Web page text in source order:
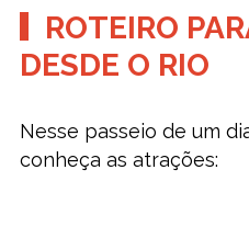
ROTEIRO
DESDE O RIO
Nesse passeio de um
conheça as atrações: